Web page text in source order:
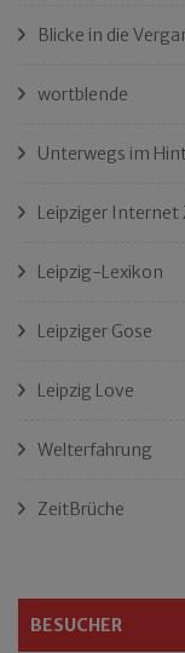
Blicke in die
wortblende
Unterwegs im
Leipziger Internet
Leipzig-Lexikon
Leipziger Gose
Leipzig Love
Welterfahrung
ZeitBrüche
BESUCHER